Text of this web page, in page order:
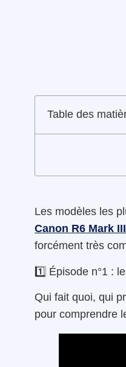
Table des
Les modèles les
Canon R6 Mark III
forcément très
1️⃣ Épisode n°1 :
Qui fait quoi, qui
pour comprendre